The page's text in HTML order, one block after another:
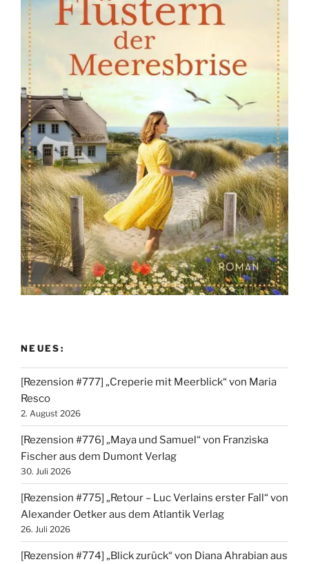
NEUES:
[Rezension #777] „Creperie mit Meerblick“ von Maria
Resco
2. August 2026
[Rezension #776] „Maya und Samuel“ von Franziska
Fischer aus dem Dumont Verlag
30. Juli 2026
[Rezension #775] „Retour – Luc Verlains erster Fall“ von
Alexander Oetker aus dem Atlantik Verlag
26. Juli 2026
[Rezension #774] „Blick zurück“ von Diana Ahrabian aus